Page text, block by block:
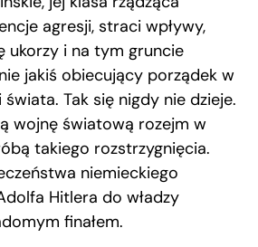
agresji, straci wpływy,
ukorzy i na tym gruncie
jakiś obiecujący porządek w
Tak się nigdy nie dzieje.
wojnę światową rozejm w
takiego rozstrzygnięcia.
niemieckiego
Hitlera do władzy
finałem.